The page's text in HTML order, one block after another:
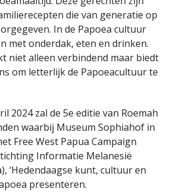
die van generatie op
In de Papoea cultuur
met onderdak, eten en drinken.
niet alleen verbindend maar biedt
om letterlijk de Papoeacultuur te
2024 zal de 5e editie van Roemah
waarbij Museum Sophiahof in
Free West Papua Campaign
Informatie Melanesië
‘Hedendaagse kunt, cultuur en
presenteren.